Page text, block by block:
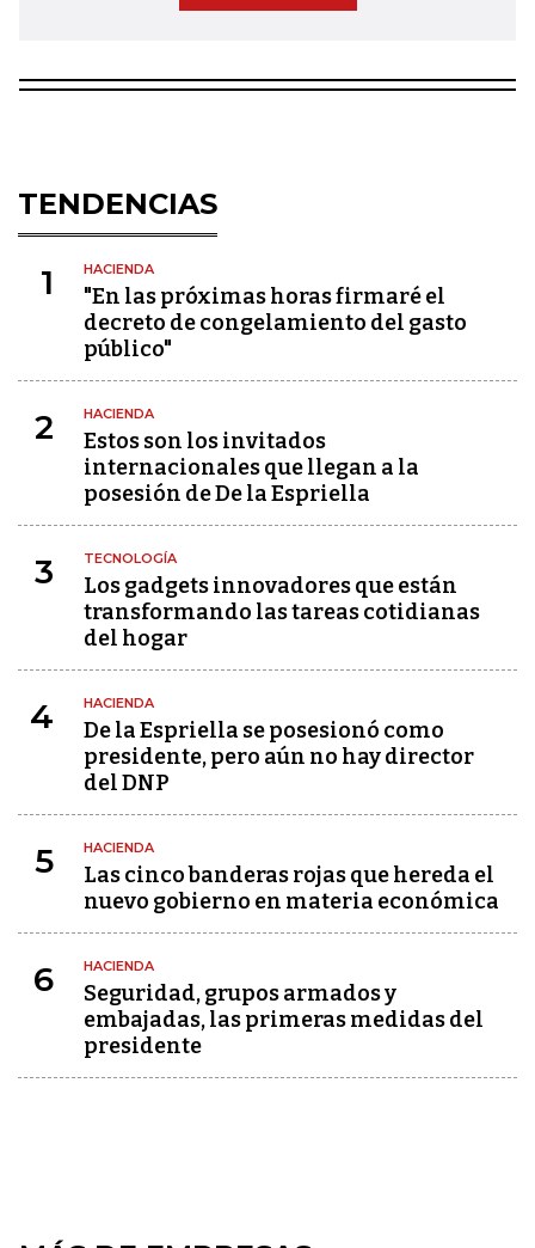
TENDENCIAS
1 HACIENDA
"En las próximas horas firmaré el
decreto de congelamiento del gasto
público"
2 HACIENDA
Estos son los invitados
internacionales que llegan a la
posesión de De la Espriella
3 TECNOLOGÍA
Los gadgets innovadores que están
transformando las tareas cotidianas
del hogar
4 HACIENDA
De la Espriella se posesionó como
presidente, pero aún no hay director
del DNP
5 HACIENDA
Las cinco banderas rojas que hereda el
nuevo gobierno en materia económica
6 HACIENDA
Seguridad, grupos armados y
embajadas, las primeras medidas del
presidente